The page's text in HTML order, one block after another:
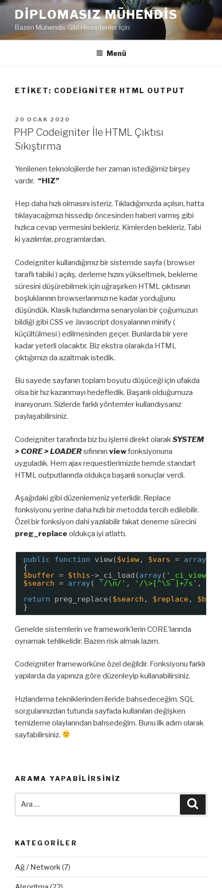
İçeriğe
DIPLOMASIZ MÜHENDIS
Bazen Mühendis Gibi Hissedenler İçin
Menü
ETIKET: CODEIGNITER HTML OUTPUT
YAYIM
TARIHI
20 OCAK 2020
PHP Codeigniter İle HTML Çıktısı
Sıkıştırma
Yenilenen teknolojilerde her zaman istediğimiz birşey
vardır. “HIZ”
Hep daha hızlı olmasını isteriz. Tıkladığımızda açılsın, hatta
tıklayacağımızı hissedip öncesinden haberi varmış gibi
hızlıca cevap vermesini bekleriz. Kimlerden bekleriz. Tabi
ki yazılımlar, programlardan.
Codeigniter kullandığımız bir sistemde sayfa ( browser
taraflı tabiki ) açılış, derleme hızını yükseltmek, bekleme
süresini düşürebilmek için uğraşırken HTML çıktısının
boşluklarının browserlarımızı ne kadar yorduğunu
düşündük. Klasik hızlandırma senaryoları bir çoğumuzun
bildiği gibi CSS ve Javascript dosyalarının minify (
küçültülmesi ) edilmesinden geçer. Bunlarda bir yere
kadar yeterli olacaktır. Biz ekstra olarakda HTML
çıktığımızı da azaltmak istedik.
Bu sayede sayfanın toplam boyutu düşüceği için ufakda
olsa bir hız kazanmayı hedefledik. Başarılı olduğumuza
inanıyorum. Sizlerde farklı yöntemler kullandıysanız
paylaşabilirsiniz.
Codeigniter tarafında biz bu işlemi direkt olarakSYSTEM
> CORE > LOADERsıfınının viewfonksiyonuna
uyguladık. Hem ajax requestlerimizde hemde standart
HTML outputlarında oldukça başarılı sonuçlar verdi.
Aşağıdaki gibi düzenlemeniz yeterlidir. Replace
fonksiyonu yerine daha hızlı bir metodda tercih edilebilir.
Özel bir fonksiyon dahi yazılabilir fakat deneme sürecini
preg_replace oldukça iyi atlattı.
public function view($view, $vars = array
{
$buffer = $this->_ci_load(array( '_ci_view'
$search = array( '/\n/' , '/\>[^\S ]+/s' ,
return
preg_replace($search , $replace,
}
Genelde sistemlerin ve framework’lerin CORE’larında
oynamak tehlikelidir. Bazen risk almak lazım.
Codeigniter frameworküne özel değildir. Fonksiyonu farklı
yapılarda da yapınıza göre düzenleyip kullanabilirsiniz.
Hızlandırma tekniklerinden ileride bahsedeceğim. SQL
sorgularınızdan tutunda sayfada kullanılan değişken
temizleme olaylarından bahsedeğim. Bunu ilk adım olarak
sayfabilirsiniz.
ARAMA YAPABILIRSINIZ
KATEGORILER
Ağ / Network(7)